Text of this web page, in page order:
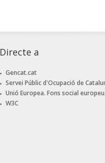
Directe a
Gencat.cat
Servei Públic d'Ocupació de
Unió Europea. Fons social europeu.
W3C